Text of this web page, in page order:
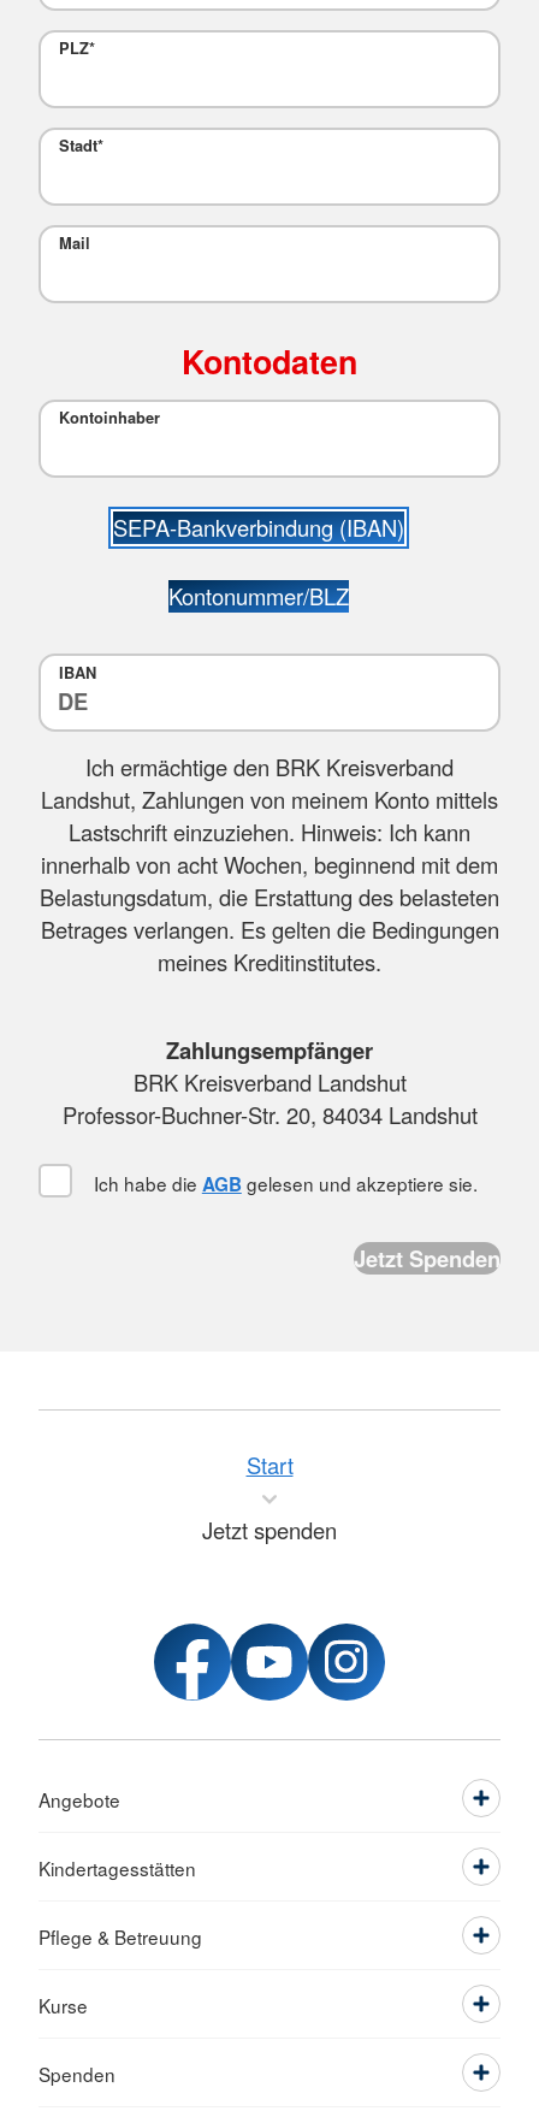
PLZ*
Stadt*
Mail
Kontodaten
Kontoinhaber
SEPA-Bankverbindung (IBAN)
Kontonummer/BLZ
IBAN
Ich ermächtige den BRK Kreisverband
Landshut, Zahlungen von meinem Konto mittels
Lastschrift einzuziehen. Hinweis: Ich kann
innerhalb von acht Wochen, beginnend mit dem
Belastungsdatum, die Erstattung des belasteten
Betrages verlangen. Es gelten die Bedingungen
meines Kreditinstitutes.
Zahlungsempfänger
BRK Kreisverband Landshut
Professor-Buchner-Str. 20, 84034 Landshut
Ich habe die AGB gelesen und akzeptiere sie.
Start
Jetzt spenden
Angebote
Kindertagesstätten
Pflege & Betreuung
Kurse
Spenden